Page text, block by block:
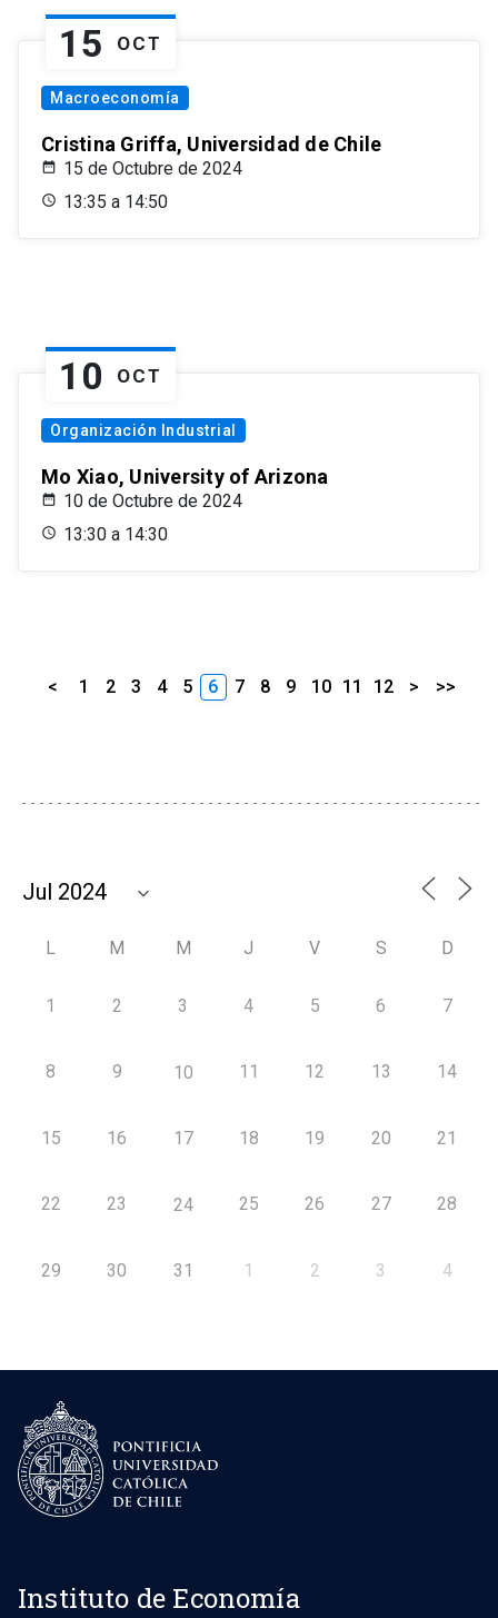
15 OCT
Macroeconomía
Cristina Griffa, Universidad de Chile
15 de Octubre de 2024
13:35 a 14:50
10 OCT
Organización Industrial
Mo Xiao, University of Arizona
10 de Octubre de 2024
13:30 a 14:30
< 1 2 3 4 5 6 7 8 9 10 11 12 > >>
L M M J V S D
1 2 3 4 5 6 7
8 9 10 11 12 13 14
15 16 17 18 19 20 21
22 23 24 25 26 27 28
29 30 31 1 2 3 4
Instituto de Economía